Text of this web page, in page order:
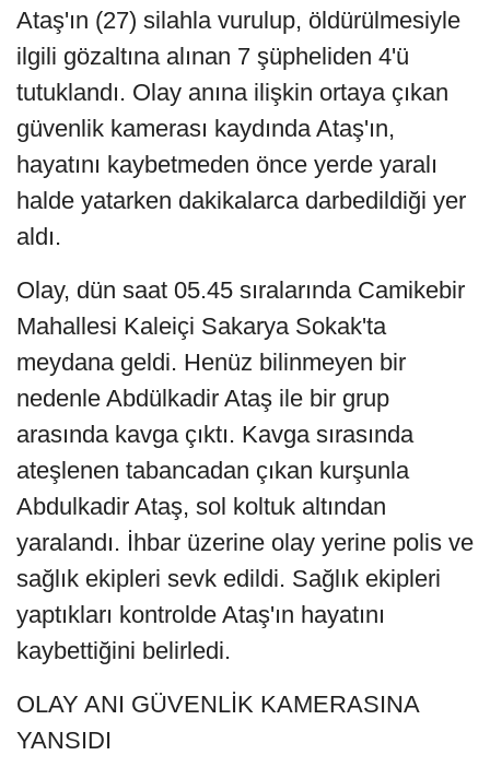
Ataş'ın (27) silahla vurulup, öldürülmesiyle
ilgili gözaltına alınan 7 şüpheliden 4'ü
tutuklandı. Olay anına ilişkin ortaya çıkan
güvenlik kamerası kaydında Ataş'ın,
hayatını kaybetmeden önce yerde yaralı
halde yatarken dakikalarca darbedildiği yer
aldı.
Olay, dün saat 05.45 sıralarında Camikebir
Mahallesi Kaleiçi Sakarya Sokak'ta
meydana geldi. Henüz bilinmeyen bir
nedenle Abdülkadir Ataş ile bir grup
arasında kavga çıktı. Kavga sırasında
ateşlenen tabancadan çıkan kurşunla
Abdulkadir Ataş, sol koltuk altından
yaralandı. İhbar üzerine olay yerine polis ve
sağlık ekipleri sevk edildi. Sağlık ekipleri
yaptıkları kontrolde Ataş'ın hayatını
kaybettiğini belirledi.
OLAY ANI GÜVENLİK KAMERASINA
YANSIDI